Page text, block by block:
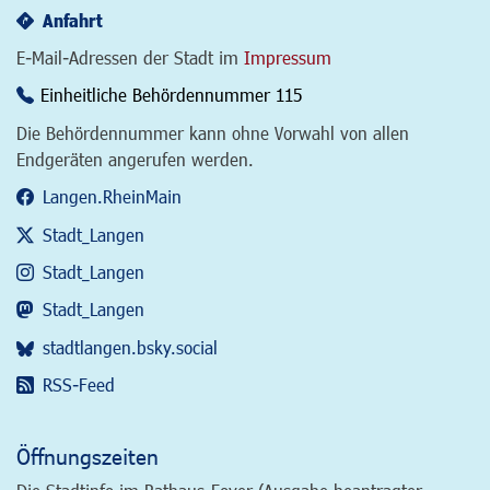
Anfahrt
E-Mail-Adressen der Stadt im Impressum
Einheitliche Behördennummer 115
Die Behördennummer kann ohne Vorwahl von allen
Endgeräten angerufen werden.
Langen.RheinMain
Stadt_Langen
Stadt_Langen
Stadt_Langen
stadtlangen.bsky.social
RSS-Feed
Öffnungszeiten